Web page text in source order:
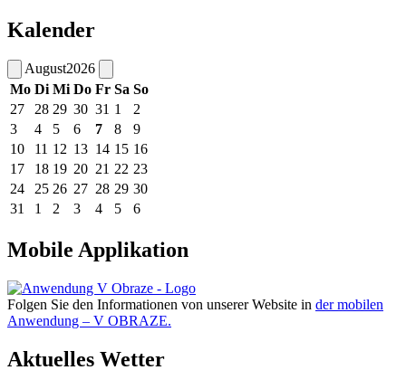
Kalender
August2026
Mo Di Mi Do Fr Sa So
27
28 29 30 31 1
2
3
4 5 6 7 8
9
10
11 12 13 14 15 16
17
18 19 20 21 22 23
24
25 26 27 28 29 30
31
1 2 3 4 5 6
Mobile Applikation
Folgen Sie den Informationen von unserer Website in der mobilen
Anwendung – V OBRAZE.
Aktuelles Wetter